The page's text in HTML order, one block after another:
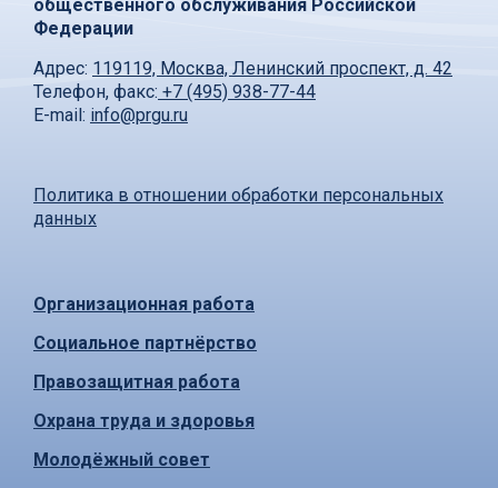
общественного обслуживания Российской
Федерации
Адрес: 119119, Москва, Ленинский проспект, д. 42
Телефон, факс: +7 (495) 938-77-44
E-mail: info@prgu.ru
Политика в отношении обработки персональных
данных
Организационная работа
Социальное партнёрство
Правозащитная работа
Охрана труда и здоровья
Молодёжный совет